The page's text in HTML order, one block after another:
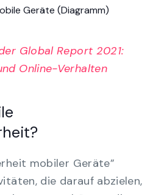
Global Report 2021:
Online-Verhalten
mobiler Geräte”
die darauf abzielen,